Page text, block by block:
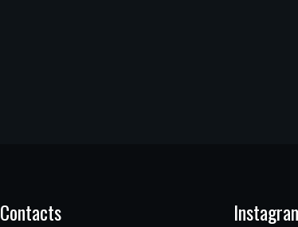
Contacts